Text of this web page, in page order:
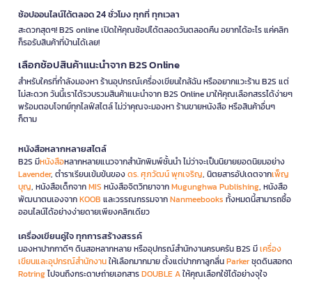
ช้อปออนไลน์ได้ตลอด 24 ชั่วโมง ทุกที่ ทุกเวลา
สะดวกสุดๆ! B2S online เปิดให้คุณช้อปได้ตลอดวันตลอดคืน อยากได้อะไร แค่คลิก
ก็รอรับสินค้าที่บ้านได้เลย!
เลือกช้อปสินค้าแนะนำจาก B2S Online
สำหรับใครที่กำลังมองหา ร้านอุปกรณ์เครื่องเขียนใกล้ฉัน หรืออยากแวะร้าน B2S แต่
ไม่สะดวก วันนี้เราได้รวบรวมสินค้าแนะนำจาก B2S Online มาให้คุณเลือกสรรได้ง่ายๆ
พร้อมตอบโจทย์ทุกไลฟ์สไตล์ ไม่ว่าคุณจะมองหา ร้านขายหนังสือ หรือสินค้าอื่นๆ
ก็ตาม
หนังสือหลากหลายสไตล์
B2S มีหนังสือหลากหลายแนวจากสำนักพิมพ์ชั้นนำ ไม่ว่าจะเป็นนิยายยอดนิยมอย่าง
Lavender, ตำราเรียนเข้มข้นของดร. ศุภวัฒน์ พุกเจริญ, นิตยสารอัปเดตจากเพ็ญ
บุญ, หนังสือเด็กจากMIS หนังสือจิตวิทยาจากMugunghwa Publishing, หนังสือ
พัฒนาตนเองจากKOOB และวรรณกรรมจากNanmeebooks ทั้งหมดนี้สามารถซื้อ
ออนไลน์ได้อย่างง่ายดายเพียงคลิกเดียว
เครื่องเขียนคู่ใจ ทุกการสร้างสรรค์
มองหาปากกาดีๆ ดินสอหลากหลาย หรืออุปกรณ์สำนักงานครบครัน B2S มีเครื่อง
เขียนและอุปกรณ์สำนักงานให้เลือกมากมาย ตั้งแต่ปากกาลูกลื่นParkerชุดดินสอกด
Rotringไปจนถึงกระดาษถ่ายเอกสารDOUBLE Aให้คุณเลือกใช้ได้อย่างจุใจ